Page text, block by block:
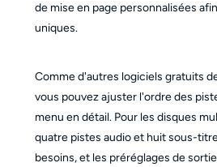
de mise en page personnalisées
uniques.
Comme d'autres logiciels gratuits
vous pouvez ajuster l'ordre des
menu en détail. Pour les disques
quatre pistes audio et huit sous-
besoins, et les préréglages de